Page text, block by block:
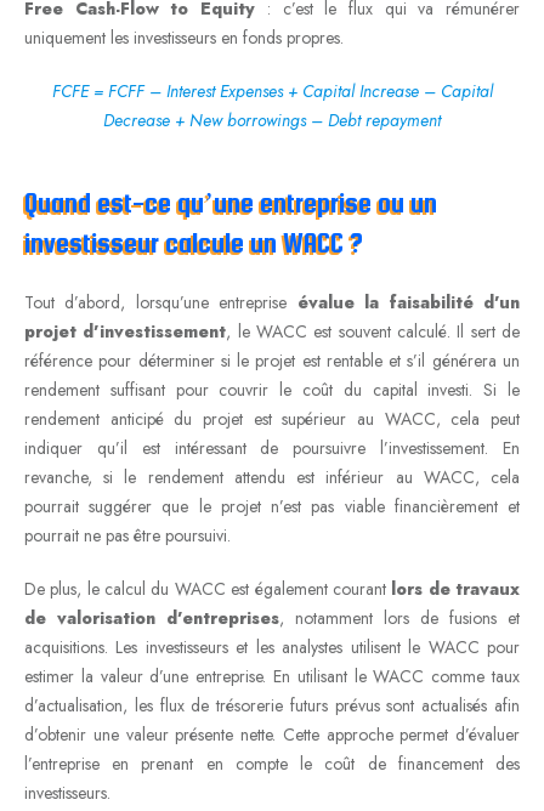
Free Cash-Flow to Equity : c’est le flux qui va rémunérer
uniquement les investisseurs en fonds propres.
FCFE = FCFF – Interest Expenses + Capital Increase – Capital
Decrease + New borrowings – Debt repayment
Quand est-ce qu’une entreprise ou un
investisseur calcule un WACC ?
Tout d’abord, lorsqu’une entreprise évalue la faisabilité d’un
projet d’investissement, le WACC est souvent calculé. Il sert de
référence pour déterminer si le projet est rentable et s’il générera un
rendement suffisant pour couvrir le coût du capital investi. Si le
rendement anticipé du projet est supérieur au WACC, cela peut
indiquer qu’il est intéressant de poursuivre l’investissement. En
revanche, si le rendement attendu est inférieur au WACC, cela
pourrait suggérer que le projet n’est pas viable financièrement et
pourrait ne pas être poursuivi.
De plus, le calcul du WACC est également courant lors de travaux
de valorisation d’entreprises, notamment lors de fusions et
acquisitions. Les investisseurs et les analystes utilisent le WACC pour
estimer la valeur d’une entreprise. En utilisant le WACC comme taux
d’actualisation, les flux de trésorerie futurs prévus sont actualisés afin
d’obtenir une valeur présente nette. Cette approche permet d’évaluer
l’entreprise en prenant en compte le coût de financement des
investisseurs.